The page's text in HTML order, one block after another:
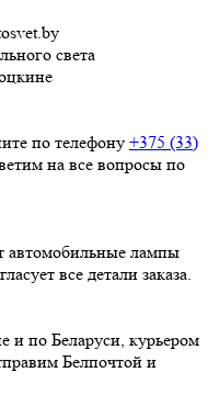
по телефону +375 (33)
на все вопросы по
автомобильные лампы
все детали заказа.
и по Беларуси, курьером
Белпочтой и